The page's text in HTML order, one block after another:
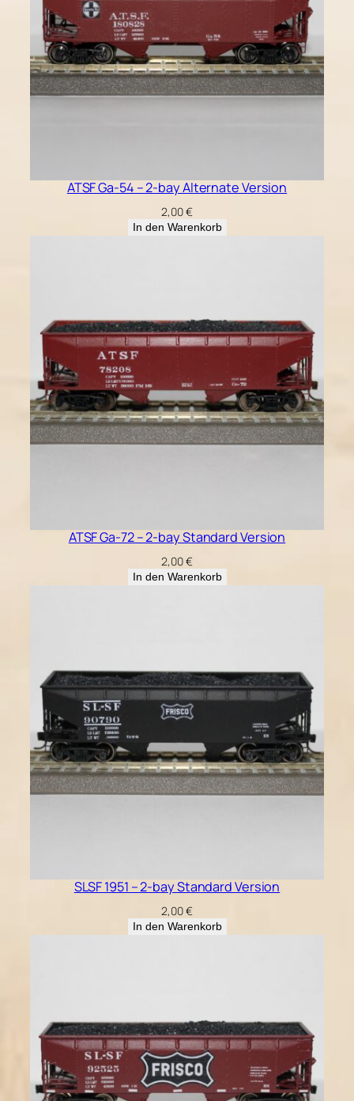
ATSF Ga-54 – 2-bay Alternate Version
2,00€
In den Warenkorb
ATSF Ga-72 – 2-bay Standard Version
2,00€
In den Warenkorb
SLSF 1951 – 2-bay Standard Version
2,00€
In den Warenkorb